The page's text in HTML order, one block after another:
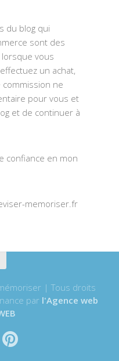
du blog qui
sont des
lorsque vous
un achat,
ne
pour vous et
et de continuer à
confiance en mon
memoriser.fr
| Tous droits
par l'Agence web